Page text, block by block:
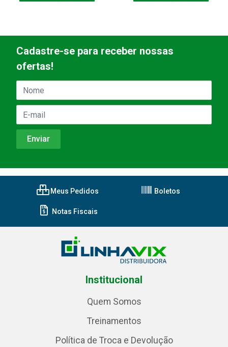
Cadastre-se para receber nossas
ofertas!
Meus Pedidos Boletos
Notas Fiscais
Institucional
Quem Somos
Treinamentos
Política de Troca e Devolução